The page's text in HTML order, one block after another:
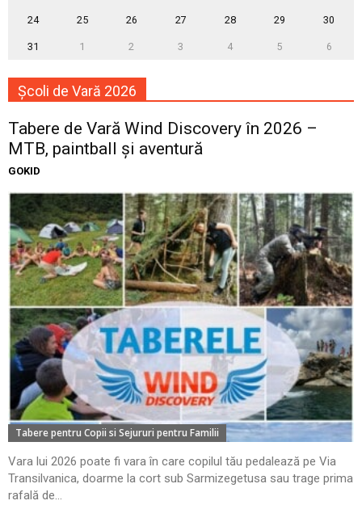
24 25 26 27 28 29 30
31 1 2 3 4 5 6
Școli de Vară 2026
Tabere de Vară Wind Discovery în 2026 –
MTB, paintball și aventură
GOKID
Tabere pentru Copii si Sejururi pentru Familii
Vara lui 2026 poate fi vara în care copilul tău pedalează pe Via
Transilvanica, doarme la cort sub Sarmizegetusa sau trage prima
rafală de...